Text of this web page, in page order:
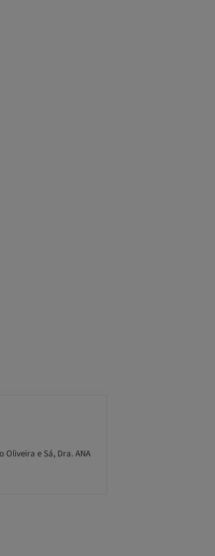
Oliveira e Sá, Dra. ANA